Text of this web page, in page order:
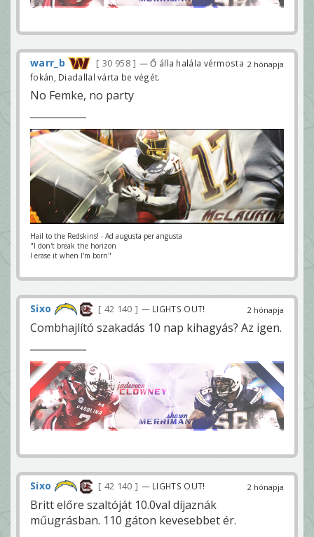
2 hónapja
warr_b 30 958
— Ő álla halála vérmosta
fokán, Diadallal várta be végét.
No Femke, no party
Hail to the Redskins! - Ad augusta per angusta
"I don't break the horizon
I erase it when I'm born"
2 hónapja
Sixo 42 140 — LIGHTS OUT!
Combhajlító szakadás 10 nap kihagyás? Az igen.
2 hónapja
Sixo 42 140 — LIGHTS OUT!
Britt előre szaltóját 10.0val díjaznák
műugrásban. 110 gáton kevesebbet ér.